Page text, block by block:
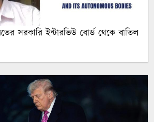
সরকারি ইন্টারভিউ বোর্ড থেকে বাতিল